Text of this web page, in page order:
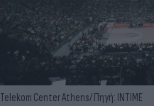
Telekom Center Athens/ Πηγή: INTIME